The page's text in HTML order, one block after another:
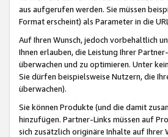
aus aufgerufen werden. Sie müssen
Format erscheint) als Parameter in die
Auf Ihren Wunsch, jedoch vorbehaltlich
Ihnen erlauben, die Leistung Ihrer
überwachen und zu optimieren. Unter
Sie dürfen beispielsweise Nutzern, die
überwachen).
Sie können Produkte (und die damit
hinzufügen. Partner-Links müssen auf
sich zusätzlich originäre Inhalte auf